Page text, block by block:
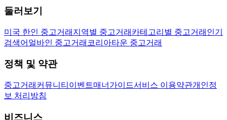
둘러보기
미국 한인 중고거래 지역별 중고거래 카테고리별 중고거래 인기
검색어 얼바인 중고거래 코리아타운 중고거래
정책 및 약관
중고거래 커뮤니티 이벤트매너가이드서비스 이용약관개인정
보 처리방침
비즈니스